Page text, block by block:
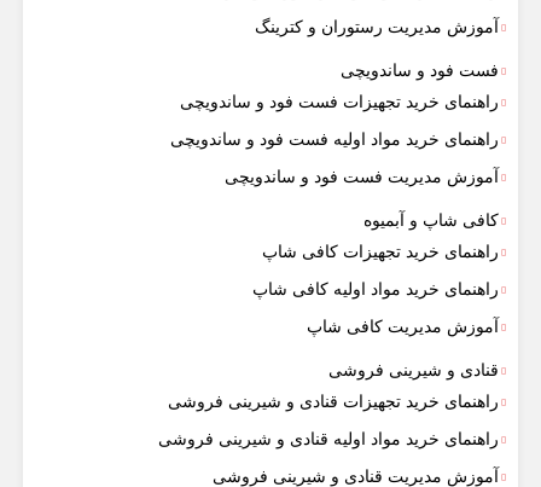
آموزش مدیریت رستوران و کترینگ
فست فود و ساندویچی
راهنمای خرید تجهیزات فست فود و ساندویچی
راهنمای خرید مواد اولیه فست فود و ساندویچی
آموزش مدیریت فست فود و ساندویچی
کافی شاپ و آبمیوه
راهنمای خرید تجهیزات کافی شاپ
راهنمای خرید مواد اولیه کافی‌ شاپ‌
آموزش مدیریت کافی شاپ
قنادی و شیرینی فروشی
راهنمای خرید تجهیزات قنادی و شیرینی فروشی
راهنمای خرید مواد اولیه قنادی و شیرینی فروشی
آموزش مدیریت قنادی و شیرینی فروشی